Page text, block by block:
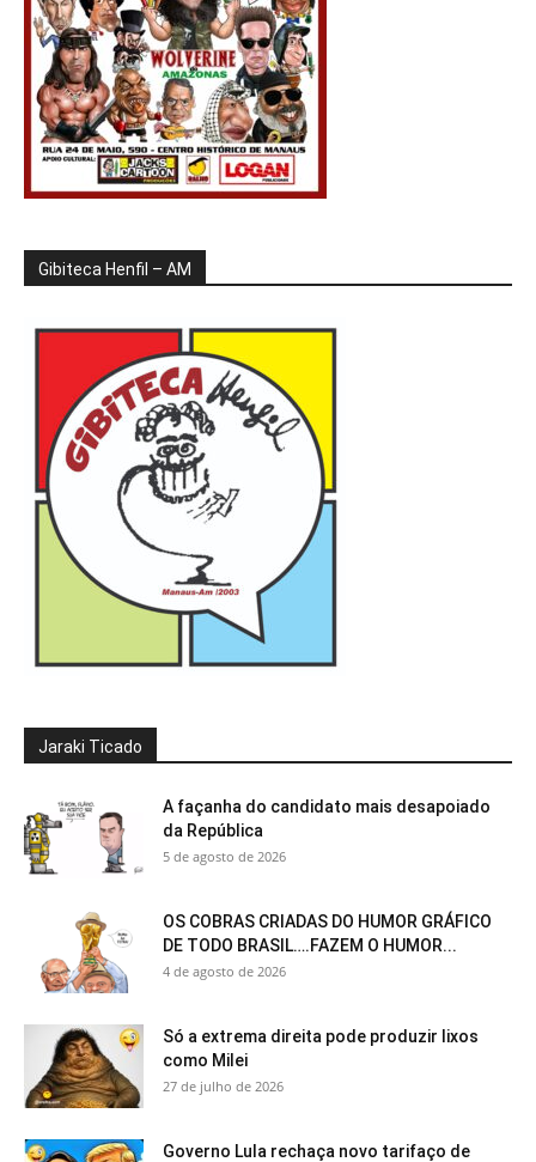
Gibiteca Henfil – AM
Jaraki Ticado
A façanha do candidato mais desapoiado
da República
5 de agosto de 2026
OS COBRAS CRIADAS DO HUMOR GRÁFICO
DE TODO BRASIL….FAZEM O HUMOR...
4 de agosto de 2026
Só a extrema direita pode produzir lixos
como Milei
27 de julho de 2026
Governo Lula rechaça novo tarifaço de